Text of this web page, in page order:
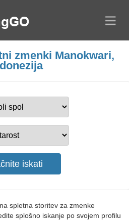
zmenki Manokwari,
spletna storitev za zmenke
splošno iskanje po svojem profilu